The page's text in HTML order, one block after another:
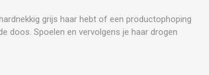
grijs haar hebt of een productophoping
doos. Spoelen en vervolgens je haar drogen